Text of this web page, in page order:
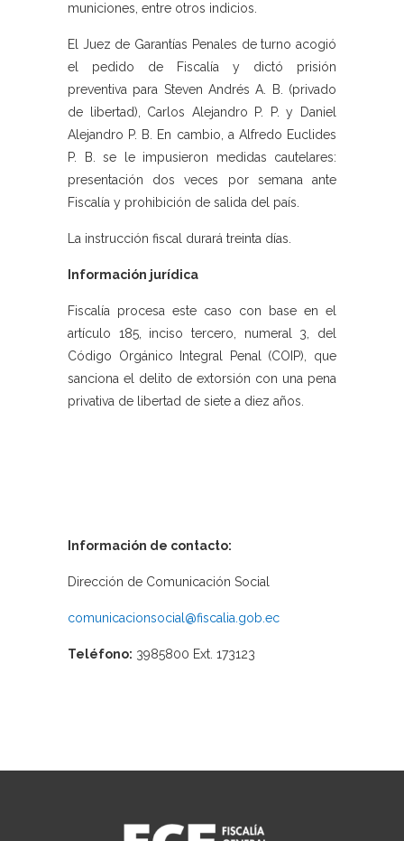
municiones, entre otros indicios.
El Juez de Garantías Penales de turno acogió
el pedido de Fiscalía y dictó prisión
preventiva para Steven Andrés A. B. (privado
de libertad), Carlos Alejandro P. P. y Daniel
Alejandro P. B. En cambio, a Alfredo Euclides
P. B. se le impusieron medidas cautelares:
presentación dos veces por semana ante
Fiscalía y prohibición de salida del país.
La instrucción fiscal durará treinta días.
Información jurídica
Fiscalía procesa este caso con base en el
artículo 185, inciso tercero, numeral 3, del
Código Orgánico Integral Penal (COIP), que
sanciona el delito de extorsión con una pena
privativa de libertad de siete a diez años.
Información de contacto:
Dirección de Comunicación Social
comunicacionsocial@fiscalia.gob.ec
Teléfono: 3985800 Ext. 173123